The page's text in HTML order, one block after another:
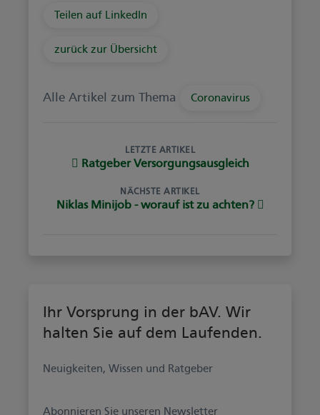
Teilen auf LinkedIn
zurück zur Übersicht
Alle Artikel zum Thema Coronavirus
LETZTE ARTIKEL
Ratgeber Versorgungsausgleich
NÄCHSTE ARTIKEL
Niklas Minijob - worauf ist zu achten?
Ihr Vorsprung in der bAV. Wir
halten Sie auf dem Laufenden.
Neuigkeiten, Wissen und Ratgeber
Abonnieren Sie unseren Newsletter